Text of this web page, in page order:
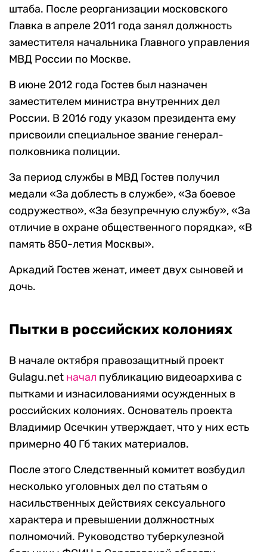
штаба. После реорганизации московского
Главка в апреле 2011 года занял должность
заместителя начальника Главного управления
МВД России по Москве.
В июне 2012 года Гостев был назначен
заместителем министра внутренних дел
России. В 2016 году указом президента ему
присвоили специальное звание генерал-
полковника полиции.
За период службы в МВД Гостев получил
медали «За доблесть в службе», «За боевое
содружество», «За безупречную службу», «За
отличие в охране общественного порядка», «В
память 850-летия Москвы».
Аркадий Гостев женат, имеет двух сыновей и
дочь.
Пытки в российских колониях
В начале октября правозащитный проект
Gulagu.net начал публикацию видеоархива с
пытками и изнасилованиями осужденных в
российских колониях. Основатель проекта
Владимир Осечкин утверждает, что у них есть
примерно 40 Гб таких материалов.
После этого Следственный комитет возбудил
несколько уголовных дел по статьям о
насильственных действиях сексуального
характера и превышении должностных
полномочий. Руководство туберкулезной